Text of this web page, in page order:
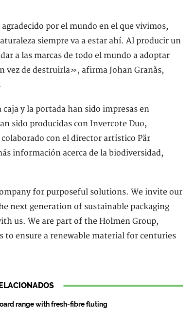
por el mundo en el que vivimos,
siempre va a estar ahí. Al producir un
a las marcas de todo el mundo a adoptar
vez de destruirla», afirma Johan Granås,
y la portada han sido impresas en
sido producidas con Invercote Duo,
con el director artístico Pär
información acerca de la biodiversidad,
for purposeful solutions. We invite our
next generation of sustainable packaging
us. We are part of the Holmen Group,
to ensure a renewable material for centuries
range with fresh-fibre fluting